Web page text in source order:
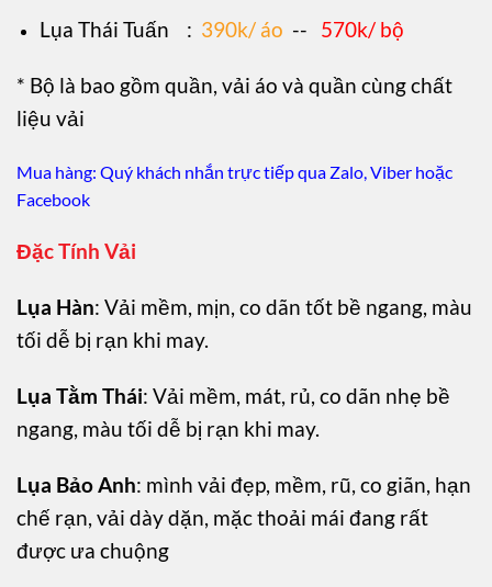
Lụa Thái Tuấn
: 390k/ áo -- 570k/ bộ
* Bộ là bao gồm quần, vải áo và quần cùng chất
liệu vải
Mua hàng: Quý khách nhắn trực tiếp qua Zalo, Viber hoặc
Facebook
Đặc Tính Vải
Lụa Hàn: Vải mềm, mịn, co dãn tốt bề ngang, màu
tối dễ bị rạn khi may.
Lụa Tằm Thái: Vải mềm, mát, rủ, co dãn nhẹ bề
ngang, màu tối dễ bị rạn khi may.
Lụa Bảo Anh: mình vải đẹp, mềm, rũ, co giãn, hạn
chế rạn, vải dày dặn, mặc thoải mái đang rất
được ưa chuộng